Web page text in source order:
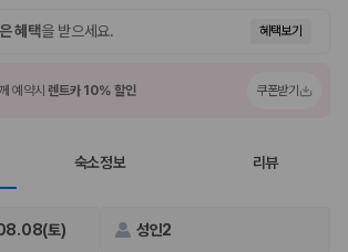
비교는 카모아에서 한 번에
다 차량 가격, 보험 조건, 면책금, 보상 한도, 인수
니다. 카모아는 여러 제주 렌트카 업체의 조건을 한
혜택을 받으세요. 혜택보기
예약시렌트카 10% 할인 쿠폰받기
숙소정보 리뷰
토) 성인2